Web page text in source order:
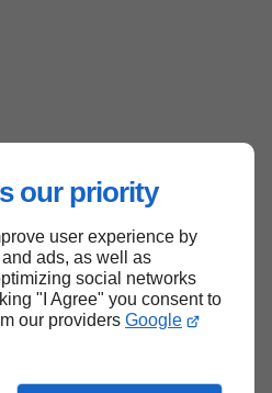
our priority
user experience by
ads, as well as
social networks
"I Agree" you consent to
our providers Google
de page